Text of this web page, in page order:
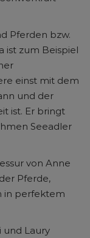
Pferden bzw.
ist zum Beispiel
einst mit dem
und der
ist. Er bringt
Seeadler
von Anne
Pferde,
in perfektem
und Laury